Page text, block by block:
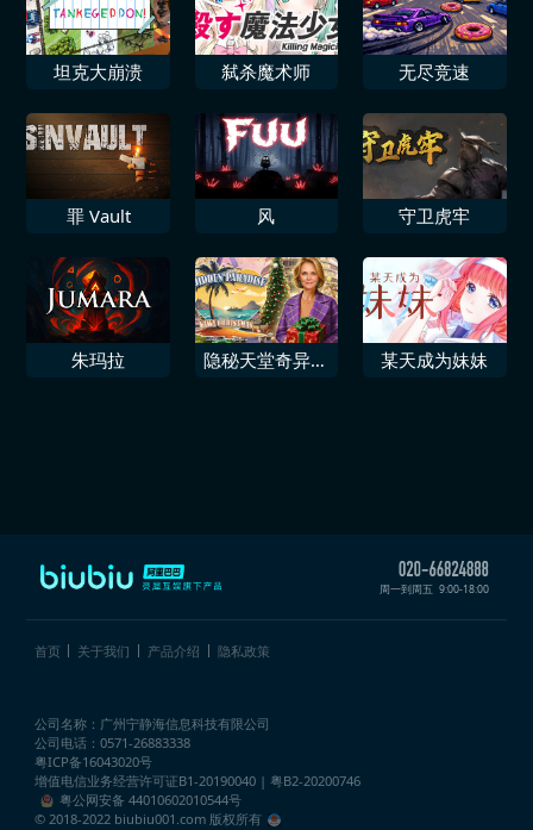
坦克大崩溃 弑杀魔术师 无尽竞速
罪 Vault 风 守卫虎牢
朱玛拉
隐秘天堂奇异果
某天成为妹妹
周一到周五 9:00-18:00
首页 关于我们 产品介绍 隐私政策
公司名称：广州宁静海信息科技有限公司
公司电话：0571-26883338
粤ICP备16043020号
增值电信业务经营许可证B1-20190040 | 粤B2-20200746
粤公网安备 44010602010544号
© 2018-2022 biubiu001.com 版权所有